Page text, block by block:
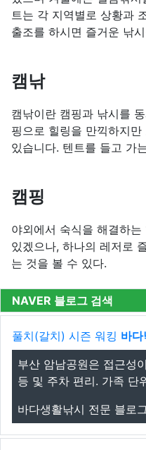
트는 각 지역별로 상황과
출조를 하시면 즐거운 낚
캠낚
캠낚이란 캠핑과 낚시를
핑으로 힐링을 만끽하지
있습니다. 텐트를 들고 가
캠핑
야외에서 숙식을 해결하
있겠으나, 하나의 레저로
는 것을 볼 수 있다.
NAVER 블로그 검색
풀치(갈치) 시즌 워킹 바다
부산 암남공원은 접근성
등 및 주차 편리. 가족 단
바다생활낚시 전문 블로